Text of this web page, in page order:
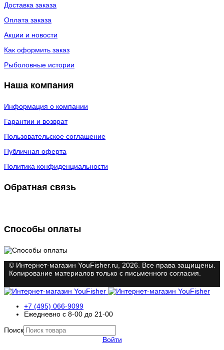
Доставка заказа
Оплата заказа
Акции и новости
Как оформить заказ
Рыболовные истории
Наша компания
Информация о компании
Гарантии и возврат
Пользовательское соглашение
Публичная оферта
Политика конфиденциальности
Обратная связь
Способы оплаты
© Интернет-магазин YouFisher.ru, 2026. Все права защищены.
Копирование материалов только с письменного согласия.
+7 (495) 066-9099
Ежедневно с 8-00 до 21-00
Поиск
Войти